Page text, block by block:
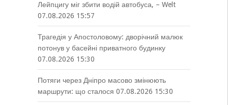
Лейпцигу міг збити водій автобуса, – Welt
07.08.2026 15:57
Трагедія у Апостоловому: дворічний малюк
потонув у басейні приватного будинку
07.08.2026 15:30
Потяги через Дніпро масово змінюють
маршрути: що сталося 07.08.2026 15:30